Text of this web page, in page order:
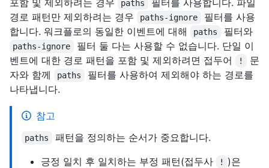
paths
경로 패턴만 제외하려는 경우
paths-ignore
필터를 사용
합니다. 워크플로의 동일한 이벤트에 대해
paths 필터와
paths-ignore
필터 둘 다는 사용할 수 없습니다. 단일 이
벤트에 대한 경로 패턴을 포함 및 제외하려면 접두어
!
문
자와 함께
paths
필터를 사용하여 제외해야 하는 경로를
나타냅니다.
참고
paths
패턴을 정의하는 순서가 중요합니다.
긍정 일치 후 일치하는 부정 패턴(접두사
!
)은